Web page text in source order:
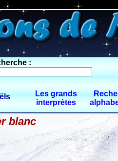
1 $limittot 2
:
Les grands
interprètes
blanc